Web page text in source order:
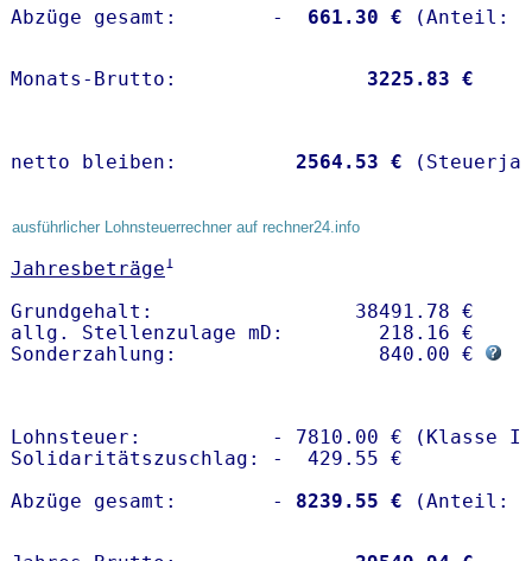
Abzüge gesamt:        -
  661.30 €
Monats-Brutto: 3225.83 €
netto bleiben: 2564.53 €
ausführlicher Lohnsteuerrechner auf rechner24.info
Jahresbeträge1
Grundgehalt:                 38491.78 €
allg. Stellenzulage mD:        218.16 €
Sonderzahlung:                 840.00 €
Lohnsteuer:           - 7810.00 € (Klasse I)
Solidaritätszuschlag: -  429.55 €
Abzüge gesamt:        -
8239.55 €